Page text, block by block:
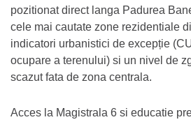
pozitionat direct langa Padurea
cele mai cautate zone rezidentiale
indicatori urbanistici de excepție
ocupare a terenului) si un nivel de
scazut fata de zona centrala.
Acces la Magistrala 6 si educatie